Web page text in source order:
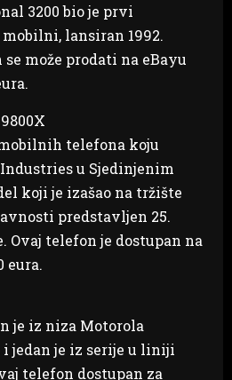
3200 bio je prvi
lansiran 1992.
može prodati na eBayu
telefona koju
u Sjedinjenim
koji je izašao na tržište
predstavljen 25.
Ovaj telefon je dostupan na
eura.
je iz niza Motorola
jedan je iz serije u liniji
telefon dostupan za